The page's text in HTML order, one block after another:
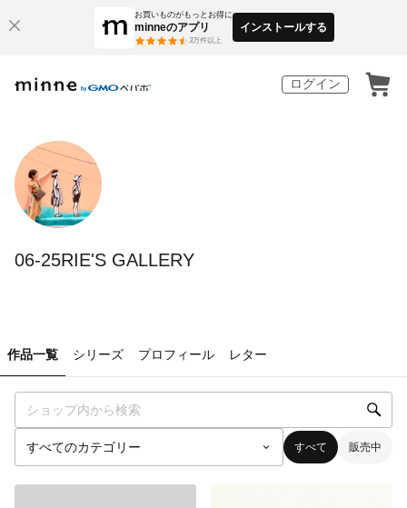
お買いものがもっとお得に
minneのアプリ
3万件以上
インストールする
ログイン
06-25RIE'S GALLERY
作品一覧 シリーズ プロフィール レター
すべて 販売中